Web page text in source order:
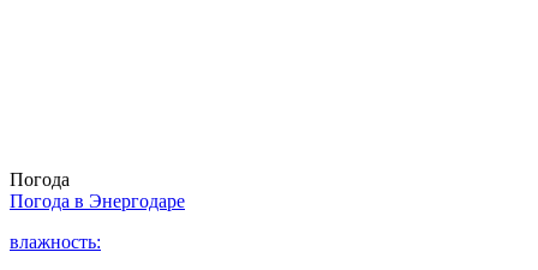
Погода
Погода в Энергодаре
влажность: